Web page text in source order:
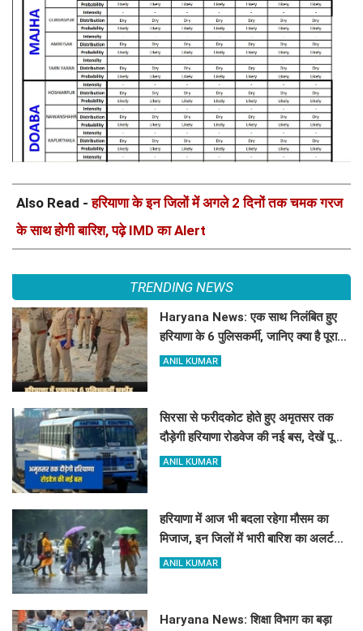
Also Read -हरियाणा के इन जिलों में अगले 2 दिनों तक चमक गरज
के साथ होगी बारिश, पढ़े IMD का Alert
TRENDING NEWS
Haryana News: एक साथ निलंबित हुए
हरियाणा के 6 पुलिसकर्मी, जानिए क्या है पूरा
मामला
ANIL KUMAR
सिरसा से फरीदकोट होते हुए अमृतसर तक
दौड़ेगी हरियाणा रोडवेज की नई बस, देखें पूरा
रूट और टाइम टेबल
ANIL KUMAR
हरियाणा में आज भी बदला रहेगा मौसम का
मिजाज, इन जिलों में भारी बारिश का अलर्ट
जारी
ANIL KUMAR
Haryana News: शिक्षा विभाग का बड़ा